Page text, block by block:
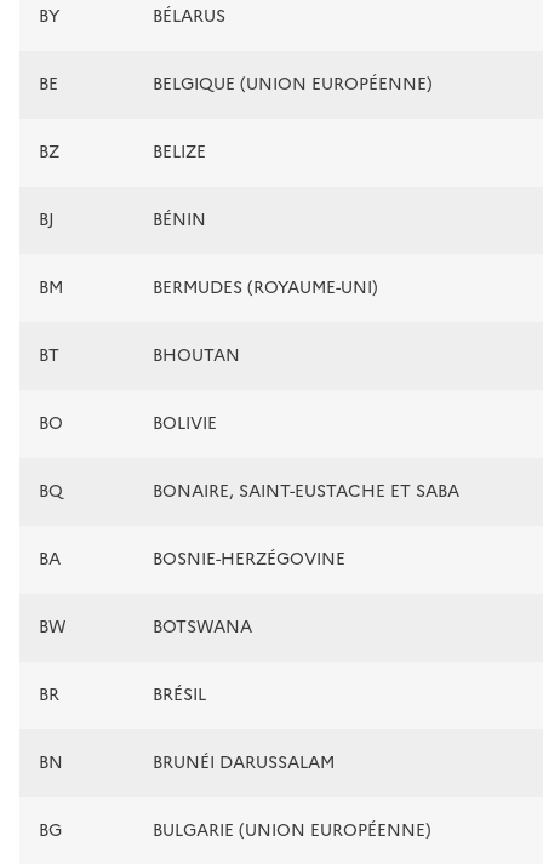
BY BÉLARUS
BE BELGIQUE (UNION EUROPÉENNE)
BZ BELIZE
BJ BÉNIN
BM BERMUDES (ROYAUME-UNI)
BT BHOUTAN
BO BOLIVIE
BQ BONAIRE, SAINT-EUSTACHE ET SABA
BA BOSNIE-HERZÉGOVINE
BW BOTSWANA
BR BRÉSIL
BN BRUNÉI DARUSSALAM
BG BULGARIE (UNION EUROPÉENNE)